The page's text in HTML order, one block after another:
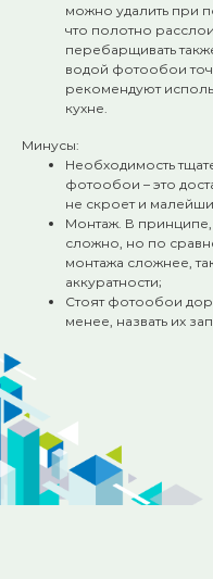
можно удалить при
что полотно
перебарщивать
водой фотообои
рекомендуют
кухне.
Минусы:
Необходимость
фотообои – это
не скроет и
Монтаж. В
сложно, но по
монтажа сложнее,
аккуратности;
Стоят фотообои
менее, назвать их